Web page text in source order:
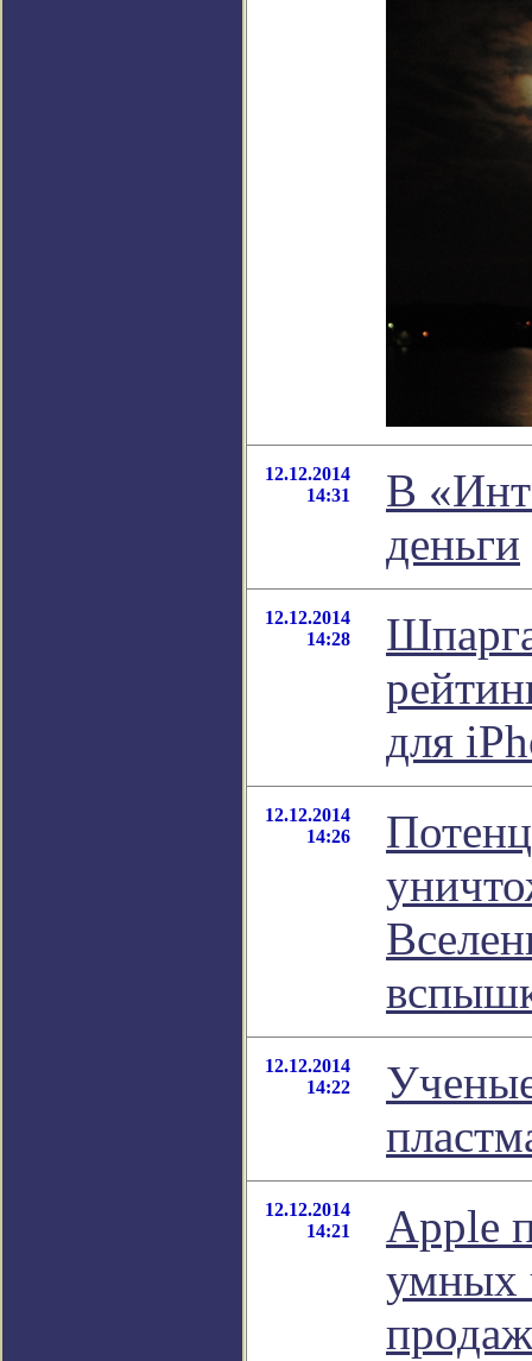
12.12.2014
14:31
В
деньги
12.12.2014
14:28
для
12.12.2014
14:26
12.12.2014
14:22
12.12.2014
14:21
Apple
умных
продаж